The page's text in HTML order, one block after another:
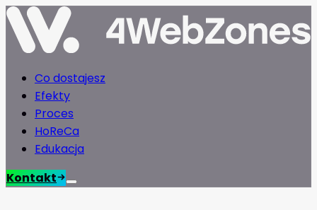
Co dostajesz
Efekty
Proces
HoReCa
Edukacja
Kontakt